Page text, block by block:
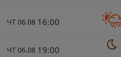
ЧТ 06.08 16:00
ЧТ 06.08 19:00